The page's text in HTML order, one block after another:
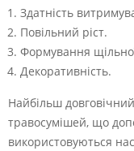
Здатність
Повільний ріст.
Формування
Декоративність.
Найбільш
травосумішей, що
використовуються